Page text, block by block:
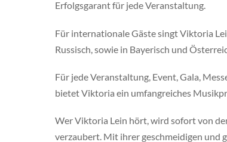
Erfolgsgarant für jede Veranstaltung.
Für internationale Gäste singt Viktoria
Russisch, sowie in Bayerisch und
Für jede Veranstaltung, Event, Gala,
bietet Viktoria ein umfangreiches
Wer Viktoria Lein hört, wird sofort von
verzaubert. Mit ihrer geschmeidigen und